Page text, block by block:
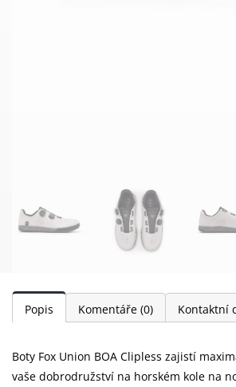
Popis Komentáře (0) Kontaktní
Boty Fox Union BOA Clipless zajistí
vaše dobrodružství na horském kole na